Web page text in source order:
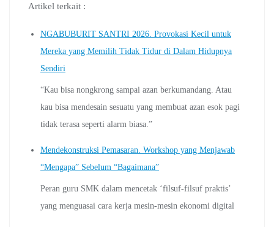
Artikel terkait :
NGABUBURIT SANTRI 2026. Provokasi Kecil untuk
Mereka yang Memilih Tidak Tidur di Dalam Hidupnya
Sendiri
“Kau bisa nongkrong sampai azan berkumandang. Atau
kau bisa mendesain sesuatu yang membuat azan esok pagi
tidak terasa seperti alarm biasa.”
Mendekonstruksi Pemasaran. Workshop yang Menjawab
“Mengapa” Sebelum “Bagaimana”
Peran guru SMK dalam mencetak ‘filsuf-filsuf praktis’
yang menguasai cara kerja mesin-mesin ekonomi digital